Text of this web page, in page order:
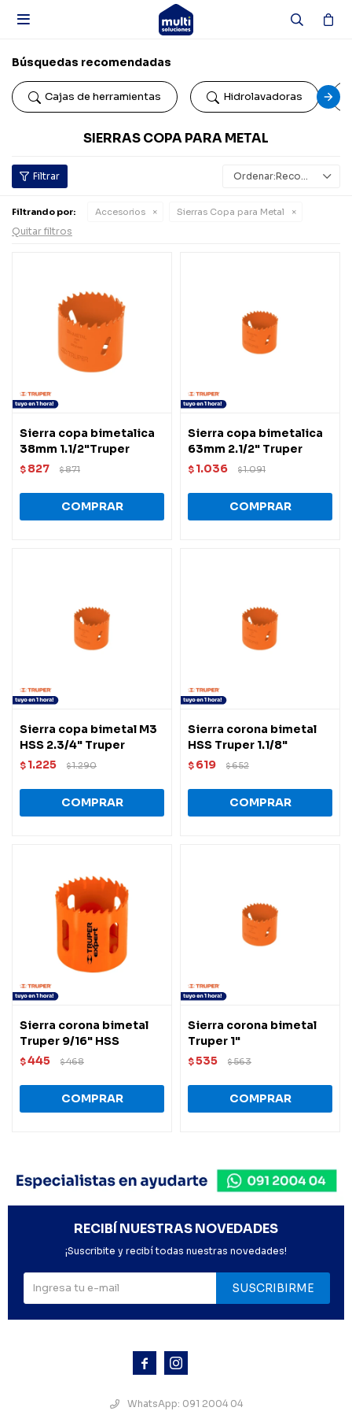

Búsquedas recomendadas
Cajas de herramientas Hidrolavadoras
SIERRAS COPA PARA METAL
Recomendados
Filtrando por: Accesorios Sierras Copa para Metal
Quitar filtros
Sierra copa bimetalica
38mm 1.1/2"Truper
$ 827 $871
Sierra copa bimetalica
63mm 2.1/2" Truper
$ 1.036 $1.091
Sierra copa bimetal M3
HSS 2.3/4" Truper
$ 1.225 $1.290
Sierra corona bimetal
HSS Truper 1.1/8"
$ 619 $652
Sierra corona bimetal
Truper 9/16" HSS
$445 $468
Sierra corona bimetal
Truper 1"
$535 $563
 
WhatsApp: 091 2004 04
RECIBÍ NUESTRAS NOVEDADES
¡Suscribite y recibí todas nuestras novedades!
SUSCRIBIRME